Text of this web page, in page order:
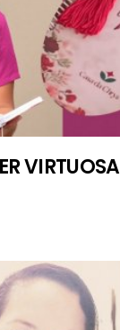
VIRTUOSA